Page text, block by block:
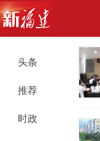
头条
推荐
时政